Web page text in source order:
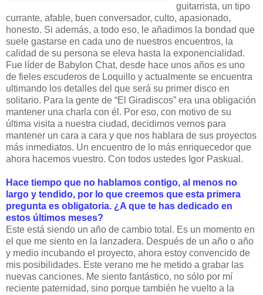
guitarrista, un tipo
currante, afable, buen conversador, culto, apasionado,
honesto. Si además, a todo eso, le añadimos la bondad que
suele gastarse en cada uno de nuestros encuentros, la
calidad de su persona se eleva hasta la exponencialidad.
Fue líder de Babylon Chat, desde hace unos años es uno
de fieles escuderos de Loquillo y actualmente se encuentra
ultimando los detalles del que será su primer disco en
solitario. Para la gente de “El Giradiscos” era una obligación
mantener una charla con él. Por eso, con motivo de su
última visita a nuestra ciudad, decidimos vernos para
mantener un cara a cara y que nos hablara de sus proyectos
más inmediatos. Un encuentro de lo más enriquecedor que
ahora hacemos vuestro. Con todos ustedes Igor Paskual.
Hace tiempo que no hablamos contigo, al menos no
largo y tendido, por lo que creemos que esta primera
pregunta es obligatoria. ¿A que te has dedicado en
estos últimos meses?
Este está siendo un año de cambio total. Es un momento en
el que me siento en la lanzadera. Después de un año o año
y medio incubando el proyecto, ahora estoy convencido de
mis posibilidades. Este verano me he metido a grabar las
nuevas canciones. Me siento fantástico, no sólo por mí
reciente paternidad, sino porque también he vuelto a la